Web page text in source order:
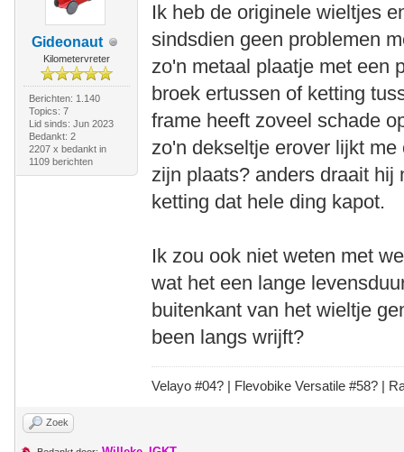
Gideonaut
Kilometervreter
Berichten: 1.140
Topics: 7
Lid sinds: Jun 2023
Bedankt: 2
2207 x bedankt in
1109 berichten
Ik heb de originele wieltjes
sindsdien geen problemen
zo'n metaal plaatje met een
broek ertussen of ketting
frame heeft zoveel schade
zo'n dekseltje erover lijkt
zijn plaats? anders draait
ketting dat hele ding kapot.
Ik zou ook niet weten met
wat het een lange
buitenkant van het wieltje
been langs wrijft?
Velayo #04? | Flevobike Versatile #58? |
Zoek